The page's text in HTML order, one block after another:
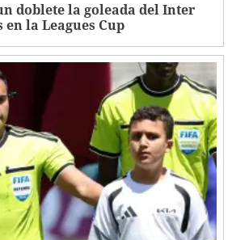
doblete la goleada del Inter
la Leagues Cup